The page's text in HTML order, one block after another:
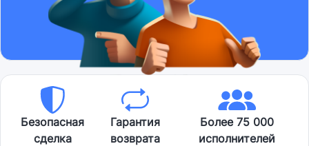
Безопасная
сделка
Гарантия
возврата
Более 75 000
исполнителей